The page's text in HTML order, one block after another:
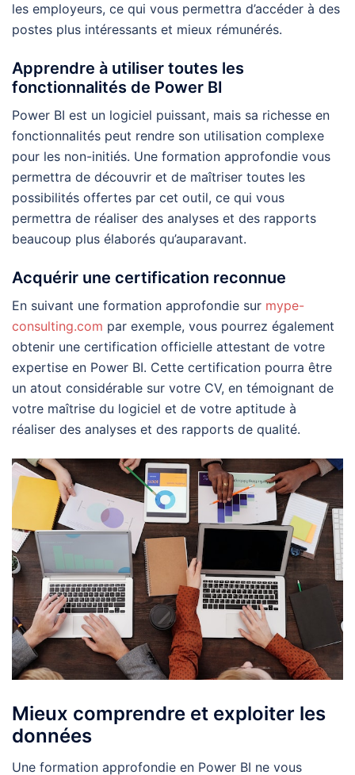
les employeurs, ce qui vous permettra d’accéder à des
postes plus intéressants et mieux rémunérés.
Apprendre à utiliser toutes les
fonctionnalités de Power BI
Power BI est un logiciel puissant, mais sa richesse en
fonctionnalités peut rendre son utilisation complexe
pour les non-initiés. Une formation approfondie vous
permettra de découvrir et de maîtriser toutes les
possibilités offertes par cet outil, ce qui vous
permettra de réaliser des analyses et des rapports
beaucoup plus élaborés qu’auparavant.
Acquérir une certification reconnue
En suivant une formation approfondie sur mype-
consulting.com par exemple, vous pourrez également
obtenir une certification officielle attestant de votre
expertise en Power BI. Cette certification pourra être
un atout considérable sur votre CV, en témoignant de
votre maîtrise du logiciel et de votre aptitude à
réaliser des analyses et des rapports de qualité.
Mieux comprendre et exploiter les
données
Une formation approfondie en Power BI ne vous